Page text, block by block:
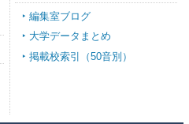
編集室ブログ
大学データまとめ
掲載校索引（50音別）